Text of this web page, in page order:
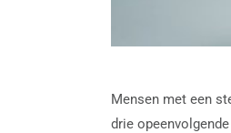
Mensen met een
drie